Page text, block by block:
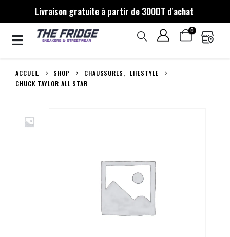
Livraison gratuite à partir de 300DT d'achat
0
ACCUEIL SHOP CHAUSSURES,
LIFESTYLE
CHUCK TAYLOR ALL STAR